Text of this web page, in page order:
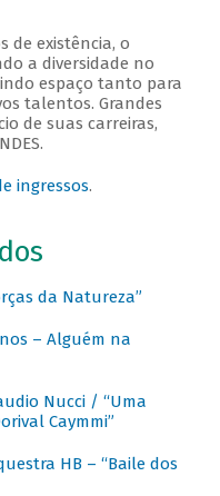
de existência, o
a diversidade no
espaço tanto para
talentos. Grandes
de suas carreiras,
ingressos.
da Natureza”
– Alguém na
Nucci / “Uma
Caymmi”
HB – “Baile dos